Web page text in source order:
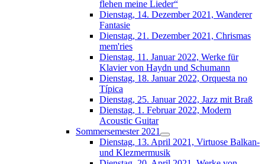
flehen meine Lieder“
Dienstag, 14. Dezember 2021, Wanderer
Fantasie
Dienstag, 21. Dezember 2021, Chrismas
mem'ries
Dienstag, 11. Januar 2022, Werke für
Klavier von Haydn und Schumann
Dienstag, 18. Januar 2022, Orquesta no
Típica
Dienstag, 25. Januar 2022, Jazz mit Braß
Dienstag, 1. Februar 2022, Modern
Acoustic Guitar
Sommersemester 2021
Dienstag, 13. April 2021, Virtuose Balkan-
und Klezmermusik